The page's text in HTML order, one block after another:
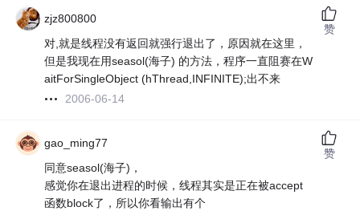
zjz800800
对,就是线程没有返回就强行退出了，原因就在这里，
但是我现在用seasol(海子) 的方法，程序一直阻赛在W
aitForSingleObject (hThread,INFINITE);出不来
2006-06-14
赞
gao_ming77
同意seasol(海子)，
感觉你在退出进程的时候，线程其实是正在被accept
函数block了，所以你看输出有个
赞